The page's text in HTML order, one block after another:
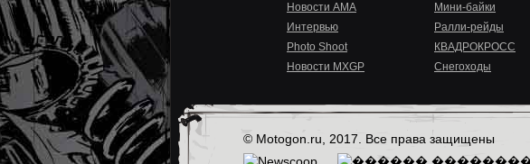
Новости AMA
Интервью
Photo Shoot
Новости MXGP
Мини-байки
Ралли-рейды
КВАДРОКРОСС
Снегоходы
© Motogon.ru, 2017. Все права защищены